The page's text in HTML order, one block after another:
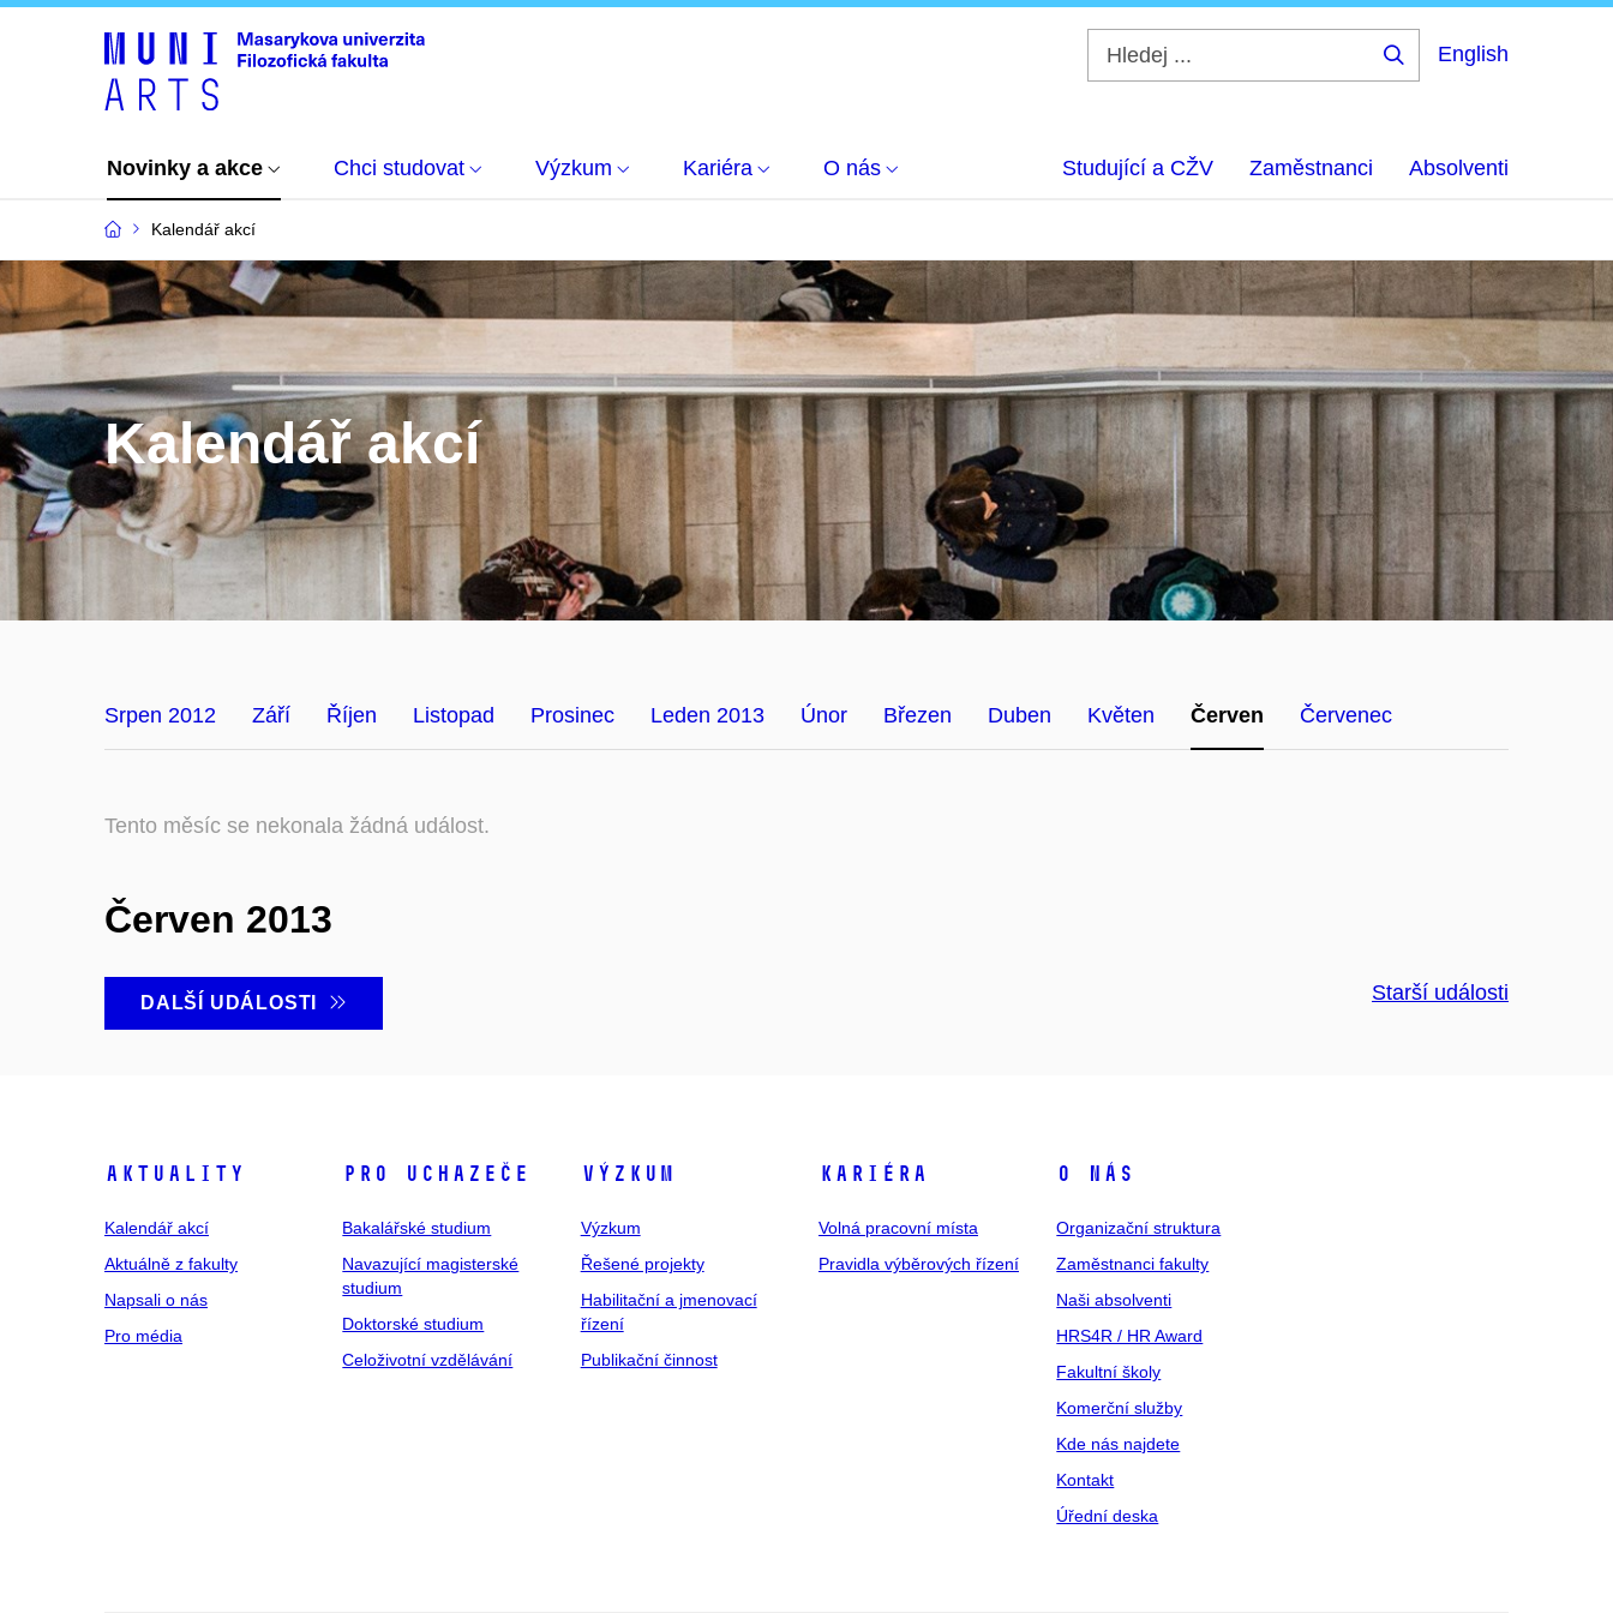
English
Novinky a akce Chci studovat Výzkum Kariéra O nás Studující a CŽV Zaměstnanci Absolventi
Kalendář akcí
Kalendář akcí
Srpen 2012 Září Říjen Listopad Prosinec Leden 2013 Únor Březen Duben Květen Červen Červenec
Tento měsíc se nekonala žádná událost.
Červen 2013
DALŠÍ UDÁLOSTI Starší události
Aktuality
Kalendář akcí
Aktuálně z fakulty
Napsali o nás
Pro média
Pro uchazeče
Bakalářské studium
Navazující magisterské
studium
Doktorské studium
Celoživotní vzdělávání
Výzkum
Výzkum
Řešené projekty
Habilitační a jmenovací
řízení
Publikační činnost
Kariéra
Volná pracovní místa
Pravidla výběrových řízení
O nás
Organizační struktura
Zaměstnanci fakulty
Naši absolventi
HRS4R / HR Award
Fakultní školy
Komerční služby
Kde nás najdete
Kontakt
Úřední deska